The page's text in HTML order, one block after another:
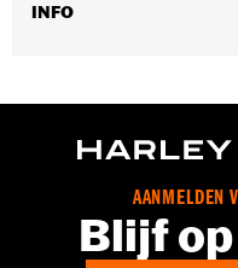
INFO
Collectie:Empire
AANMELDEN
Blijf